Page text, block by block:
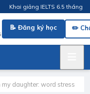
Khai giảng IELTS 6.5 tháng 4/
📝 Đăng ký học ✏️
my daughter: word stress